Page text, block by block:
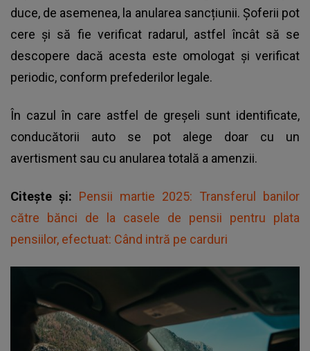
duce, de asemenea, la anularea sancțiunii. Șoferii pot
cere și să fie verificat radarul, astfel încât să se
descopere dacă acesta este omologat și verificat
periodic, conform prefederilor legale.
În cazul în care astfel de greșeli sunt identificate,
conducătorii auto se pot alege doar cu un
avertisment sau cu anularea totală a amenzii.
Citește și: Pensii martie 2025: Transferul banilor
către bănci de la casele de pensii pentru plata
pensiilor, efectuat: Când intră pe carduri